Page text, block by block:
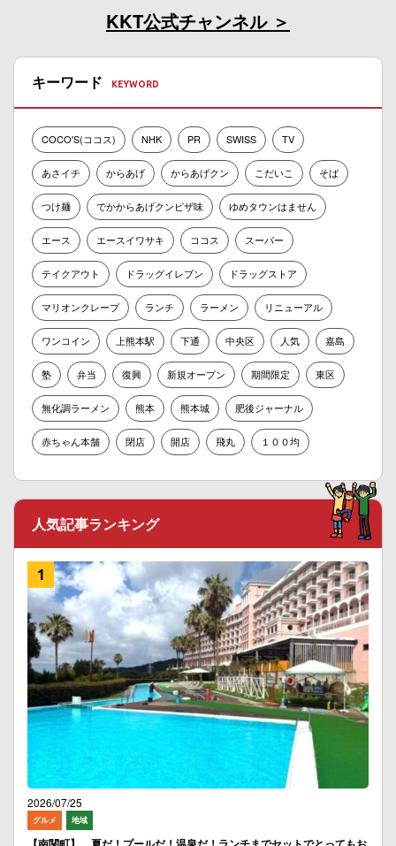
KKT公式チャンネル
キーワード
COCO'S(ココス) NHK PR SWISS TV
あさイチ からあげ からあげクン こだいこ そば
つけ麺 でかからあげクンピザ味 ゆめタウンはません
エース エースイワサキ ココス スーパー
テイクアウト ドラッグイレブン ドラッグストア
マリオンクレープ ランチ ラーメン リニューアル
ワンコイン 上熊本駅 下通 中央区 人気 嘉島
塾 弁当 復興 新規オープン 期間限定 東区
無化調ラーメン 熊本 熊本城 肥後ジャーナル
赤ちゃん本舗 閉店 開店 飛丸 １００均
人気記事ランキング
2026/07/25
グルメ 地域